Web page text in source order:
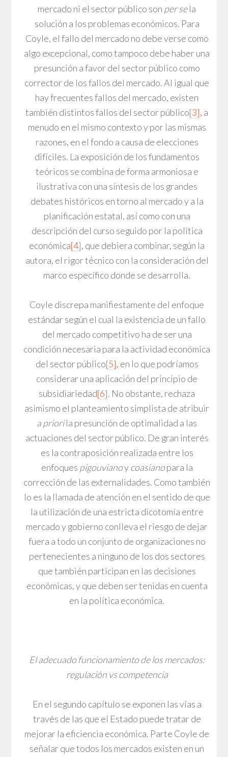
mercado ni el sector público son per sela
solución a los problemas económicos. Para
Coyle, el fallo del mercado no debe verse como
algo excepcional, como tampoco debe haber una
presunción a favor del sector público como
corrector de los fallos del mercado. Al igual que
hay frecuentes fallos del mercado, existen
también distintos fallos del sector público[3], a
menudo en el mismo contexto y por las mismas
razones, en el fondo a causa de elecciones
difíciles. La exposición de los fundamentos
teóricos se combina de forma armoniosa e
ilustrativa con una síntesis de los grandes
debates históricos en torno al mercado y a la
planificación estatal, así como con una
descripción del curso seguido por la política
económica[4], que debiera combinar, según la
autora, el rigor técnico con la consideración del
marco específico donde se desarrolla.
Coyle discrepa manifiestamente del enfoque
estándar según el cual la existencia de un fallo
del mercado competitivo ha de ser una
condición necesaria para la actividad económica
del sector público[5], en lo que podríamos
considerar una aplicación del principio de
subsidiariedad[6]. No obstante, rechaza
asimismo el planteamiento simplista de atribuir
a priorila presunción de optimalidad a las
actuaciones del sector público. De gran interés
es la contraposición realizada entre los
enfoques pigouvianoycoasianopara la
corrección de las externalidades. Como también
lo es la llamada de atención en el sentido de que
la utilización de una estricta dicotomía entre
mercado y gobierno conlleva el riesgo de dejar
fuera a todo un conjunto de organizaciones no
pertenecientes a ninguno de los dos sectores
que también participan en las decisiones
económicas, y que deben ser tenidas en cuenta
en la política económica.
El adecuado funcionamiento de los mercados:
regulación vs competencia
En el segundo capítulo se exponen las vías a
través de las que el Estado puede tratar de
mejorar la eficiencia económica. Parte Coyle de
señalar que todos los mercados existen en un